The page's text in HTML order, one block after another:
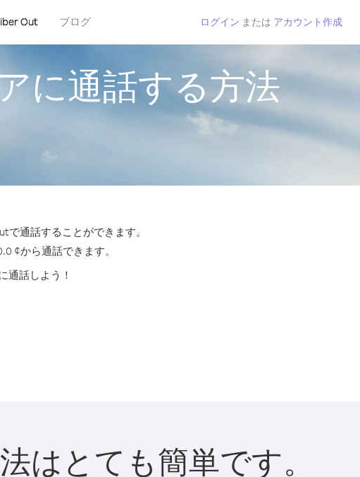
Out ブログ ログイン または アカウント作成
に通話する方法
通話することができます。
¢から通話できます。
通話しよう！
はとても簡単です。